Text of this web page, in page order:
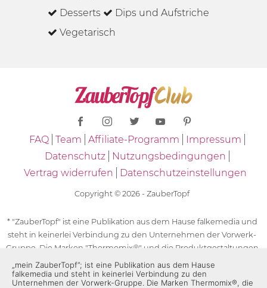
Desserts
Dips und Aufstriche
Vegetarisch
FAQ Team Affiliate-Programm
Impressum
Datenschutz
Nutzungsbedingungen
Vertrag widerrufen
Datenschutzeinstellungen
Copyright © 2026 - ZauberTopf
* "ZauberTopf" ist eine Publikation aus dem Hause falkemedia und
steht in keinerlei Verbindung zu den Unternehmen der Vorwerk-
Gruppe. Die Marken "Thermomix®" und die Produktgestaltungen
des "Thermomix®" sind eingetragene Marken der Unternehmen
der Vorwerk-Gruppe. Die Marken Thermomix®, die Zeichen TM5®,
„mein ZauberTopf”; ist eine Publikation aus dem Hause
falkemedia und steht in keinerlei Verbindung zu den
Unternehmen der Vorwerk-Gruppe. Die Marken Thermomix®, die